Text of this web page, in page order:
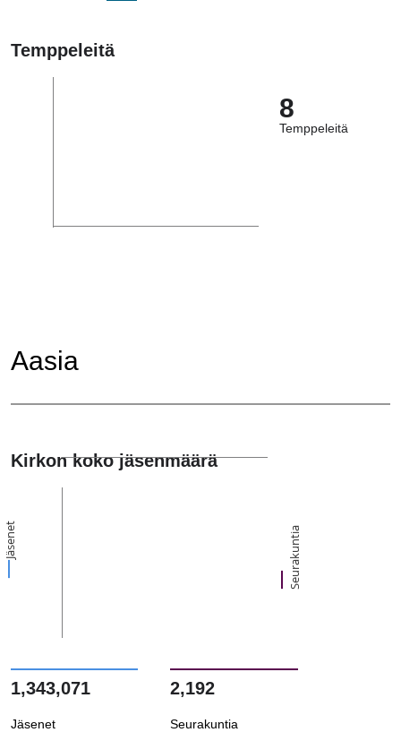
Temppeleitä
8
Temppeleitä
Aasia
Kirkon koko jäsenmäärä
Jäsenet Seurakuntia
1,343,071
Jäsenet
2,192
Seurakuntia